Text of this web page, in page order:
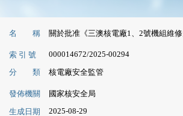
名 稱 關於批准《三澳核電廠1、2號機組維
索 引 號 000014672/2025-00294
分 類 核電廠安全監管
發佈機關
國家核安全局
生成日期
2025-08-29